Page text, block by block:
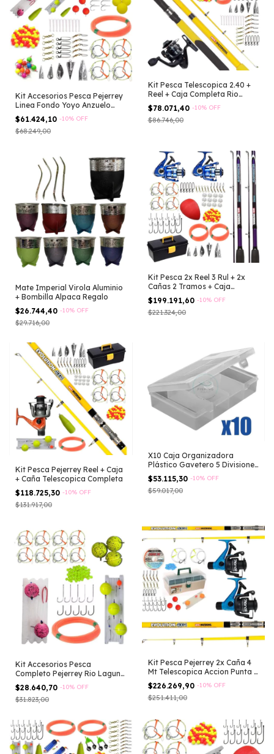
Kit Accesorios Pesca Pejerrey
Linea Fondo Yoyo Anzuelo
Tanza
$61.424,10 -10% OFF
$68.249,00
Kit Pesca Telescopica 2.40 +
Reel + Caja Completa Rio
Laguna
$78.071,40 -10% OFF
$86.746,00
Mate Imperial Virola Aluminio
+ Bombilla Alpaca Regalo
$26.744,40 -10% OFF
$29.716,00
Kit Pesca 2x Reel 3 Rul + 2x
Cañas 2 Tramos + Caja
Completa Derecho/izquierdo
$199.191,60 -10% OFF
$221.324,00
Kit Pesca Pejerrey Reel + Caja
+ Caña Telescopica Completa
$118.725,30 -10% OFF
$131.917,00
X10 Caja Organizadora
Plástico Gavetero 5 Divisiones
Pesca Transparente
$53.115,30 -10% OFF
$59.017,00
Kit Accesorios Pesca
Completo Pejerrey Rio Laguna
Boyas
$28.640,70 -10% OFF
$31.823,00
Kit Pesca Pejerrey 2x Caña 4
Mt Telescopica Accion Punta +
2x Reel + 1x Caja Completa
Llena De Accesorios
$226.269,90 -10% OFF
$251.411,00